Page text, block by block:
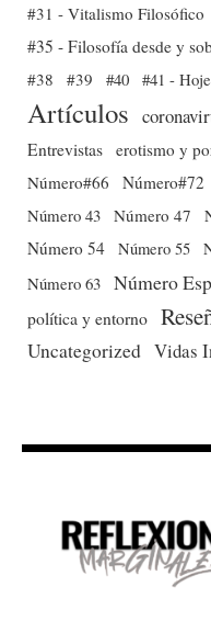
#31 - Vitalismo Filosófico
#35 - Filosofía desde y
#38
#39 #40 #41 -
Artículos
Entrevistas erotismo y
Número#66
Número#72
Número 43 Número 47
Número 54 Número 55
Número 63 Número
política y entorno
Uncategorized Vidas